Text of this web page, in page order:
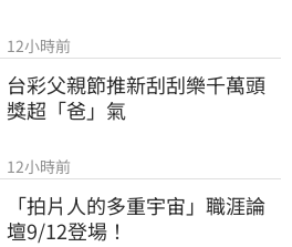
12小時前
台彩父親節推新刮刮樂千萬頭
獎超「爸」氣
12小時前
「拍片人的多重宇宙」職涯論
壇9/12登場！